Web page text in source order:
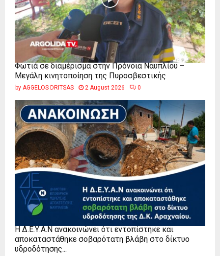
Φωτιά σε διαμέρισμα στην Πρόνοια Ναυπλίου –
Μεγάλη κινητοποίηση της Πυροσβεστικής
by AGGELOS DRITSAS 2 August 2026 0
Η Δ.Ε.Υ.Α.Ν ανακοινώνει ότι εντοπίστηκε και
αποκαταστάθηκε σοβαρότατη βλάβη στο δίκτυο
υδροδότησης...